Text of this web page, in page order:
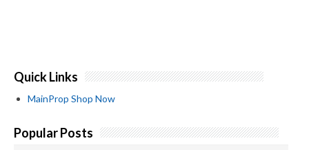
Quick Links
MainProp Shop Now
Popular Posts